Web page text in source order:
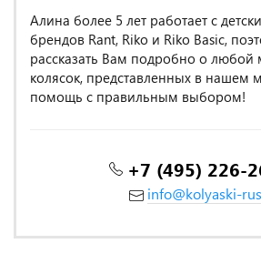
Алина более 5 лет работает с
брендов Rant, Riko и Riko Basic,
рассказать Вам подробно о любой
колясок, представленных в нашем
помощь с правильным выбором!
+7 (495) 226-
info@kolyaski-